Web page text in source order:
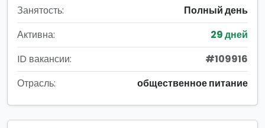
Занятость:
Полный день
Активна:
29 дней
ID вакансии:
#109916
Отрасль:
общественное питание